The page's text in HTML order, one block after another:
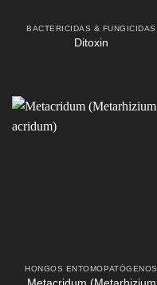
BACTERICIDAS & FUNGICIDAS
Ditoxin
HONGOS ENTOMOPATÓGENOS